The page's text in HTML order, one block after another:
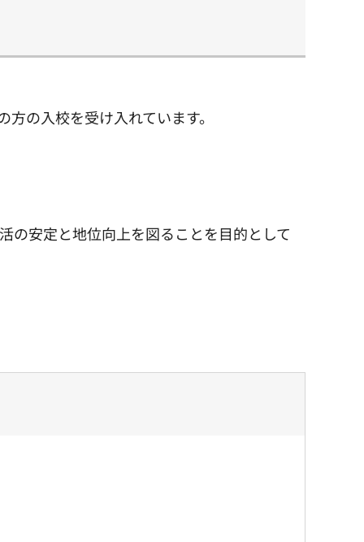
の入校を受け入れています。
の安定と地位向上を図ることを目的として